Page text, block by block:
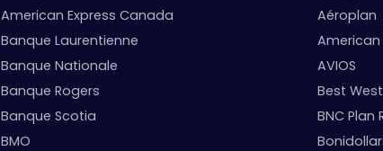
American Express Canada
Banque Laurentienne
Banque Nationale
Banque Rogers
Banque Scotia
BMO
Aéroplan
American
AVIOS
Best
BNC Plan